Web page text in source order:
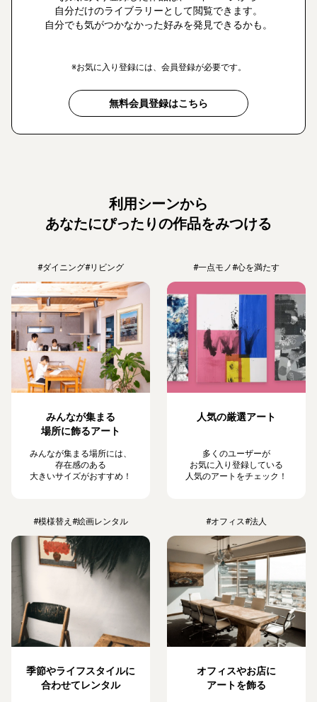
自分だけのライブラリーとして閲覧できます。
自分でも気がつかなかった好みを発見できるかも。
※お気に入り登録には、会員登録が必要です。
無料会員登録はこちら
利用シーンから
あなたにぴったりの作品をみつける
#ダイニング#リビング
みんなが集まる
場所に飾るアート
みんなが集まる場所には、
存在感のある
大きいサイズがおすすめ！
#一点モノ#心を満たす
人気の厳選アート
多くのユーザーが
お気に入り登録している
人気のアートをチェック！
#模様替え #絵画レンタル
季節やライフスタイルに
合わせてレンタル
#オフィス#法人
オフィスやお店に
アートを飾る